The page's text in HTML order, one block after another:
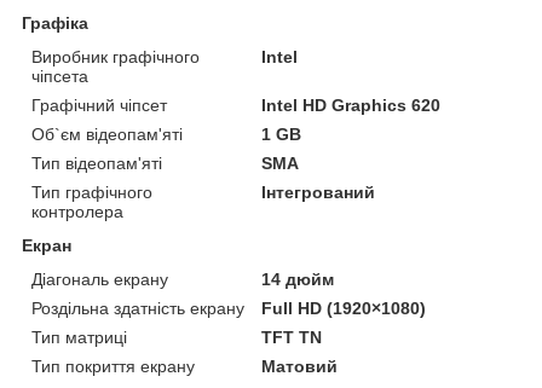
Графіка
Виробник графічного
чіпсета
Intel
Графічний чіпсет
Intel HD Graphics 620
Об`єм відеопам'яті
1 GB
Тип відеопам'яті
SMA
Тип графічного
контролера
Інтегрований
Екран
Діагональ екрану
14 дюйм
Роздільна здатність екрану
Full HD (1920×1080)
Тип матриці
TFT TN
Тип покриття екрану
Матовий